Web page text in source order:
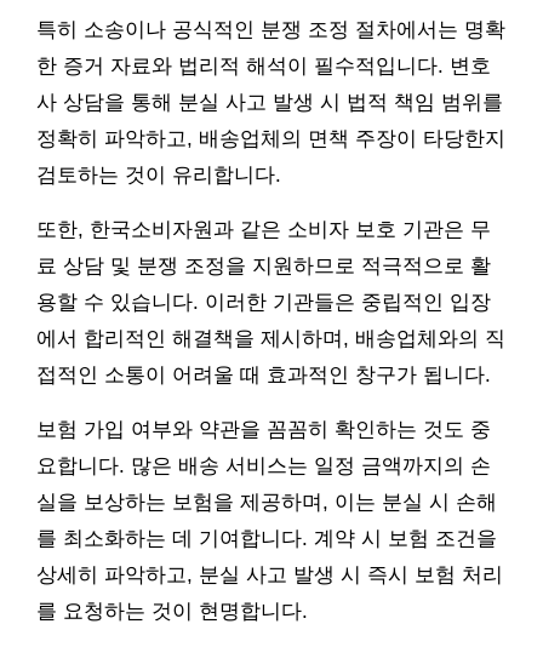
특히 소송이나 공식적인 분쟁 조정 절차에서는 명확
한 증거 자료와 법리적 해석이 필수적입니다. 변호
사 상담을 통해 분실 사고 발생 시 법적 책임 범위를
정확히 파악하고, 배송업체의 면책 주장이 타당한지
검토하는 것이 유리합니다.
또한, 한국소비자원과 같은 소비자 보호 기관은 무
료 상담 및 분쟁 조정을 지원하므로 적극적으로 활
용할 수 있습니다. 이러한 기관들은 중립적인 입장
에서 합리적인 해결책을 제시하며, 배송업체와의 직
접적인 소통이 어려울 때 효과적인 창구가 됩니다.
보험 가입 여부와 약관을 꼼꼼히 확인하는 것도 중
요합니다. 많은 배송 서비스는 일정 금액까지의 손
실을 보상하는 보험을 제공하며, 이는 분실 시 손해
를 최소화하는 데 기여합니다. 계약 시 보험 조건을
상세히 파악하고, 분실 사고 발생 시 즉시 보험 처리
를 요청하는 것이 현명합니다.